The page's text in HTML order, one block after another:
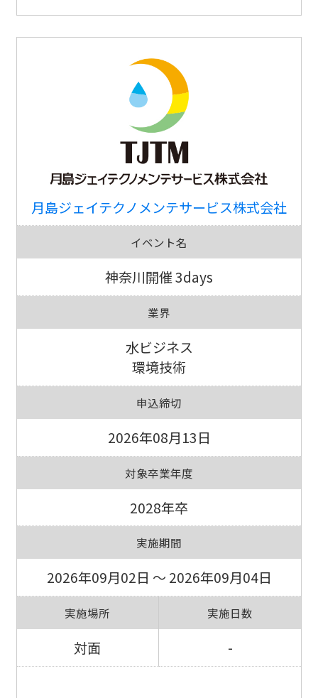
月島ジェイテクノメンテサービス株式会社
イベント名
神奈川開催 3days
業界
水ビジネス
環境技術
申込締切
2026年08月13日
対象卒業年度
2028年卒
実施期間
2026年09月02日 ～ 2026年09月04日
実施場所
対面
実施日数
-